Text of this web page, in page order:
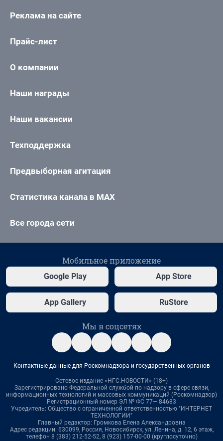
Реклама на сайте
Прайс-лист
О компании
Наши награды
Наши вакансии
Техподдержка
Предвыборная агитация
Статистика канала в MAX
Все города сети
Мобильное приложение
Google Play App Store
App Gallery RuStore
Мы в соцсетях
Контактные данные для Роскомнадзора и государственных органов
Сетевое издание «НГС.НОВОСТИ» (18+)
Зарегистрировано Федеральной службой по надзору в сфере связи,
информационных технологий и массовых коммуникаций (Роскомнадзор)
Регистрационный номер ЭЛ № ФС 77— 84683
Учредитель: Общество с ограниченной ответственностью "ИНТЕРНЕТ
ТЕХНОЛОГИИ"
Главный редактор: Громкова Елена Александровна
Адрес редакции: 630099, Россия, Новосибирск, ул. Ленина, д. 12, 6 этаж,
телефон 8 (383) 212-52-52, 8 (923) 157-00-00 (круглосуточно)